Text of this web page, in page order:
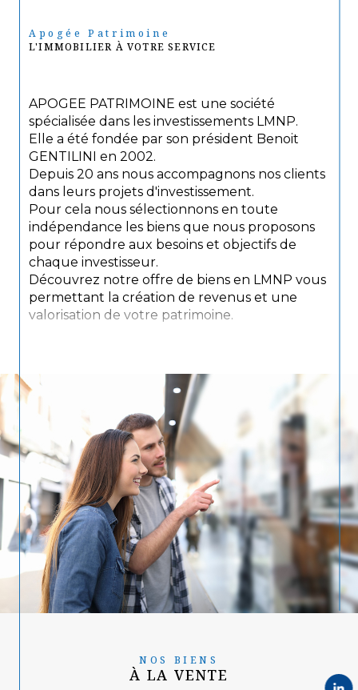
Apogée Patrimoine
L'IMMOBILIER À VOTRE SERVICE
APOGEE PATRIMOINE est une société
spécialisée dans les investissements LMNP.
Elle a été fondée par son président Benoit
GENTILINI en 2002.
Depuis 20 ans nous accompagnons nos clients
dans leurs projets d'investissement.
Pour cela nous sélectionnons en toute
indépendance les biens que nous proposons
pour répondre aux besoins et objectifs de
chaque investisseur.
Découvrez notre offre de biens en LMNP vous
permettant la création de revenus et une
valorisation de votre patrimoine.
NOS BIENS
À LA VENTE